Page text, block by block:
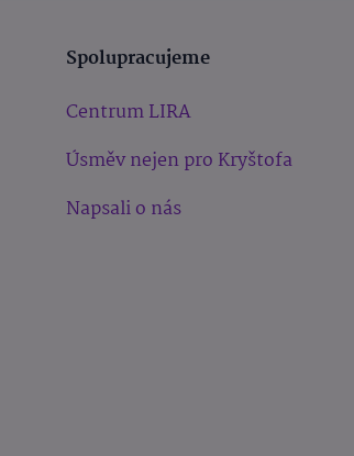
Spolupracujeme
Centrum LIRA
Úsměv nejen pro Kryštofa
Napsali o nás